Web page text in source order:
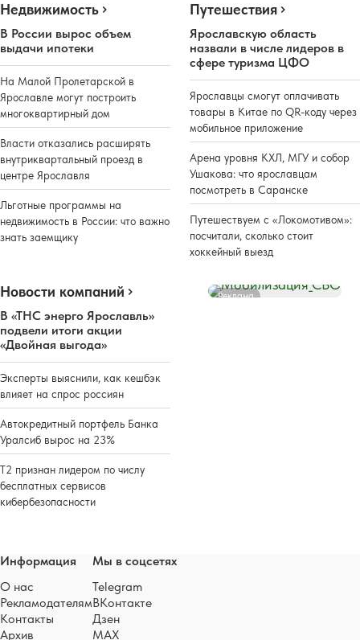
Недвижимость
В России вырос объем
выдачи ипотеки
На Малой Пролетарской в
Ярославле могут построить
многоквартирный дом
Власти отказались расширять
внутриквартальный проезд в
центре Ярославля
Льготные программы на
недвижимость в России: что важно
знать заемщику
Путешествия
Ярославскую область
назвали в числе лидеров в
сфере туризма ЦФО
Ярославцы смогут оплачивать
товары в Китае по QR-коду через
мобильное приложение
Арена уровня КХЛ, МГУ и собор
Ушакова: что ярославцам
посмотреть в Саранске
Путешествуем с «Локомотивом»:
посчитали, сколько стоит
хоккейный выезд
Новости компаний
В «ТНС энерго Ярославль»
подвели итоги акции
«Двойная выгода»
Эксперты выяснили, как кешбэк
влияет на спрос россиян
Автокредитный портфель Банка
Уралсиб вырос на 23%
Т2 признан лидером по числу
бесплатных сервисов
кибербезопасности
Реклама
Информация
О нас
Рекламодателям
Контакты
Архив
Мы в соцсетях
Telegram
ВКонтакте
Дзен
MAX